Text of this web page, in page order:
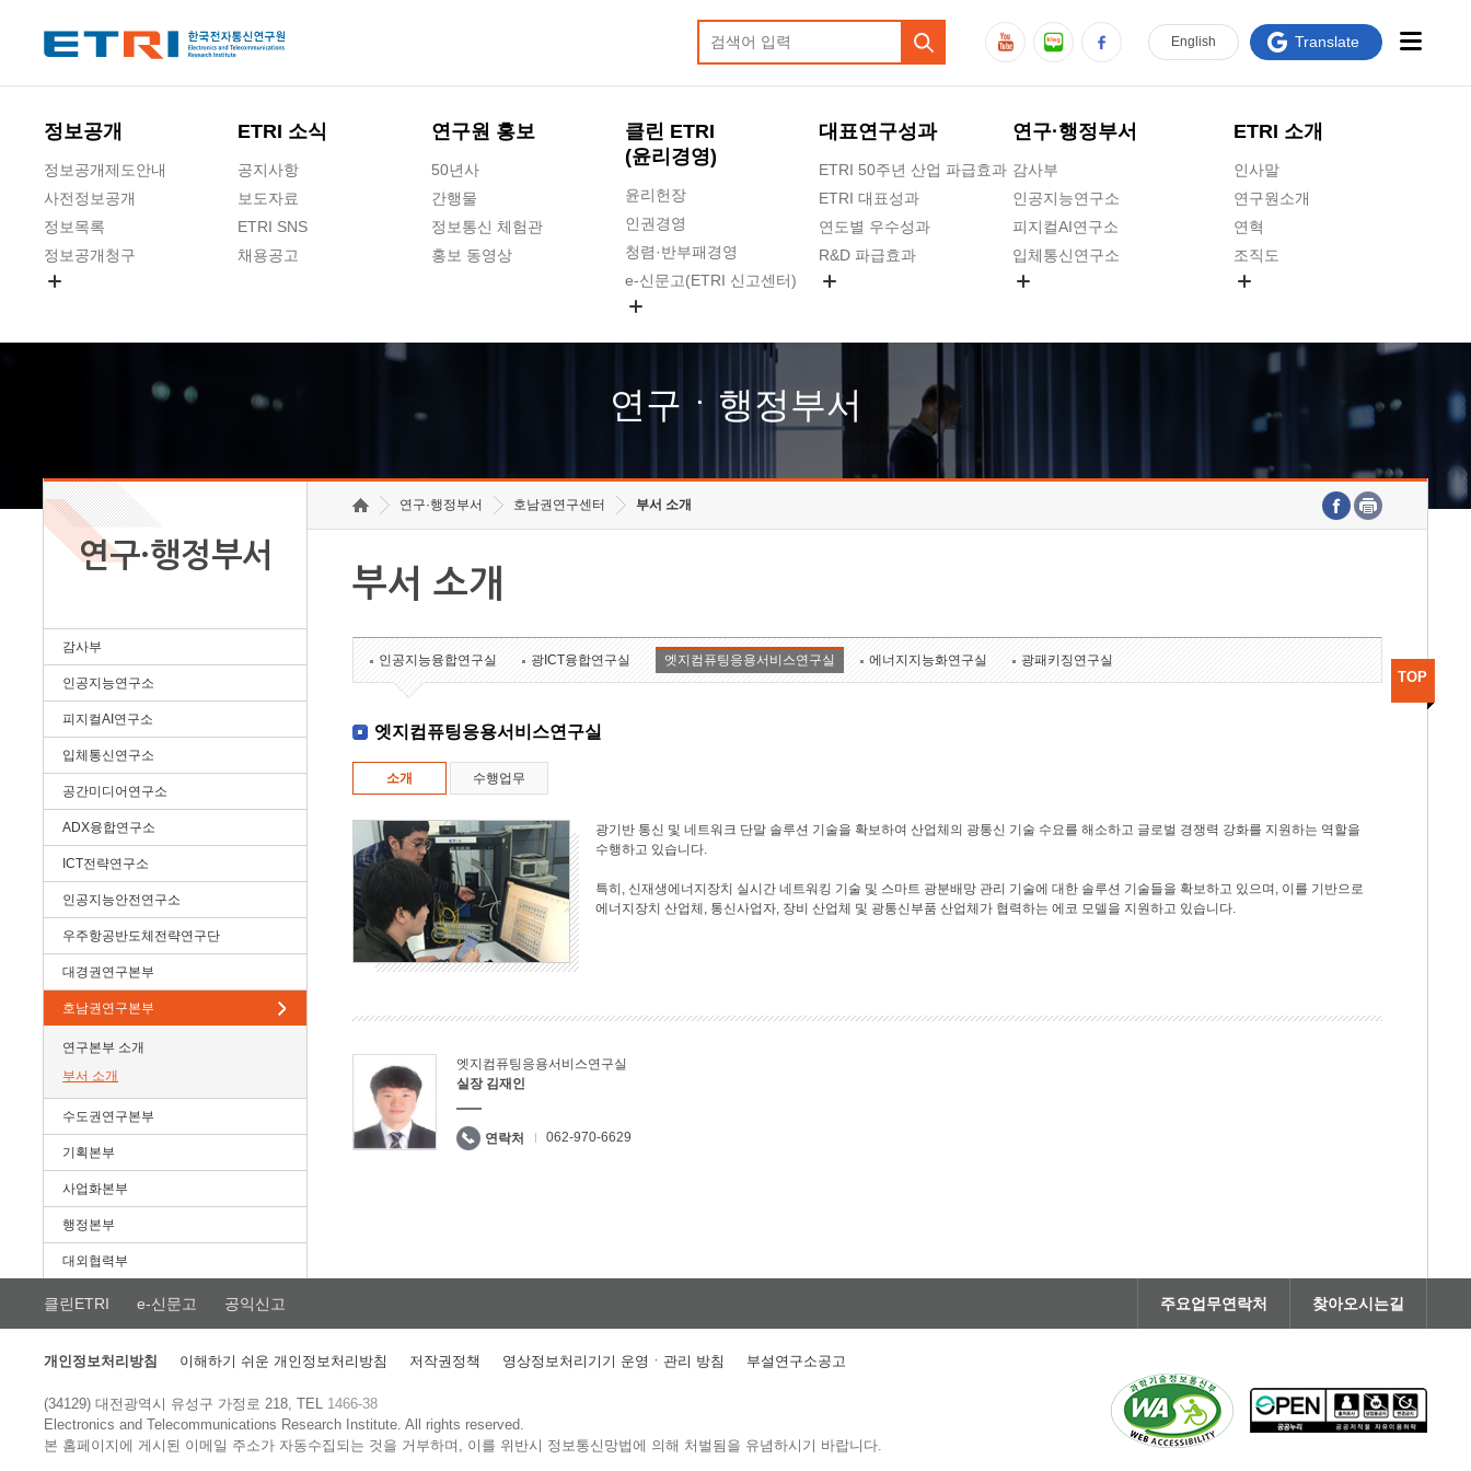
정보공개
정보공개제도안내
사전정보공개
정보목록
정보공개청구
ETRI 소식
공지사항
보도자료
ETRI SNS
채용공고
연구원 홍보
50년사
간행물
정보통신 체험관
홍보 동영상
클린 ETRI
(윤리경영)
윤리헌장
인권경영
청렴·반부패경영
e-신문고(ETRI 신고센터)
고객의소리
수의계약 현황
대표연구성과
ETRI 50주년 산업 파급효과
ETRI 대표성과
연도별 우수성과
R&D 파급효과
연구·행정부서
감사부
인공지능연구소
피지컬AI연구소
입체통신연구소
호남권연구본부
기획본부
ETRI 소개
인사말
연구원소개
연혁
조직도
연구원 고객헌장
주요업무연락처
English Translate
연구ㆍ행정부서
연구·행정부서
감사부
인공지능연구소
피지컬AI연구소
입체통신연구소
공간미디어연구소
ADX융합연구소
ICT전략연구소
인공지능안전연구소
우주항공반도체전략연구단
대경권연구본부
호남권연구본부
연구본부 소개
부서 소개
수도권연구본부
기획본부
사업화본부
행정본부
대외협력부
연구·행정부서 호남권연구센터 부서 소개
부서 소개
인공지능융합연구실 광ICT융합연구실 엣지컴퓨팅응용서비스연구실 에너지지능화연구실 광패키징연구실
엣지컴퓨팅응용서비스연구실
소개 수행업무
광기반 통신 및 네트워크 단말 솔루션 기술을 확보하여 산업체의 광통신 기술 수요를 해소하고 글로벌 경쟁력 강화를 지원하는 역할을
수행하고 있습니다.
특히, 신재생에너지장치 실시간 네트워킹 기술 및 스마트 광분배망 관리 기술에 대한 솔루션 기술들을 확보하고 있으며, 이를 기반으로
에너지장치 산업체, 통신사업자, 장비 산업체 및 광통신부품 산업체가 협력하는 에코 모델을 지원하고 있습니다.
엣지컴퓨팅응용서비스연구실
실장 김재인
연락처 062-970-6629
TOP
클린ETRI e-신문고 공익신고 주요업무연락처 찾아오시는길
개인정보처리방침 이해하기 쉬운 개인정보처리방침 저작권정책 영상정보처리기기 운영ㆍ관리 방침 부설연구소공고
(34129) 대전광역시 유성구 가정로 218, TEL 1466-38
Electronics and Telecommunications Research Institute.All rights reserved.
본 홈페이지에 게시된 이메일 주소가 자동수집되는 것을 거부하며, 이를 위반시 정보통신망법에 의해 처벌됨을 유념하시기 바랍니다.